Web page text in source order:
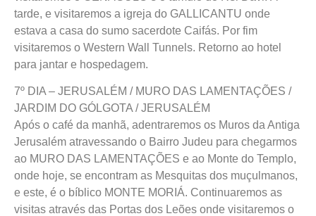
tarde, e visitaremos a igreja do GALLICANTU onde
estava a casa do sumo sacerdote Caifás. Por fim
visitaremos o Western Wall Tunnels. Retorno ao hotel
para jantar e hospedagem.
7º DIA – JERUSALÉM / MURO DAS LAMENTAÇÕES /
JARDIM DO GÓLGOTA / JERUSALÉM
Após o café da manhã, adentraremos os Muros da Antiga
Jerusalém atravessando o Bairro Judeu para chegarmos
ao MURO DAS LAMENTAÇÕES e ao Monte do Templo,
onde hoje, se encontram as Mesquitas dos muçulmanos,
e este, é o bíblico MONTE MORIÁ. Continuaremos as
visitas através das Portas dos Leões onde visitaremos o